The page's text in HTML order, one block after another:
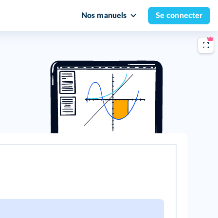
Nos manuels Se connecter